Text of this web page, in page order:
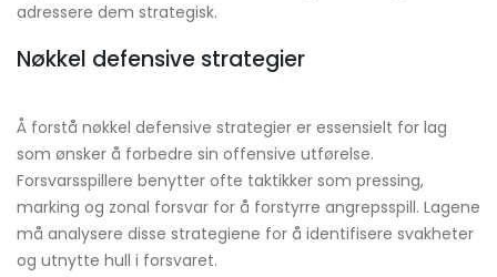
adressere dem strategisk.
Nøkkel defensive strategier
Å forstå nøkkel defensive strategier er essensielt for lag
som ønsker å forbedre sin offensive utførelse.
Forsvarsspillere benytter ofte taktikker som pressing,
marking og zonal forsvar for å forstyrre angrepsspill. Lagene
må analysere disse strategiene for å identifisere svakheter
og utnytte hull i forsvaret.